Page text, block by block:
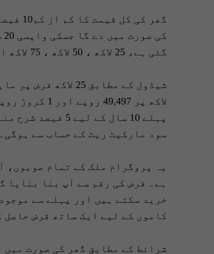
گھر
گئی ہے، 25 لاکھ ، 50 لاکھ ، 75 لاکھ اور ایک کروڑ روپے۔
سود مارکیٹ ریٹ کے حساب سے ہوگی۔
یہ پروگرام ملک کے تمام صوبوں،
ہے۔ قرض کی رقم سے آپ بنا بنایا
خرید سکتے ہیں اور پہلے سے
کاموں کے لیے ایک ساتھ قرض حاصل